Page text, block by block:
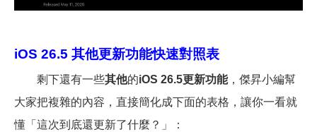
iOS 26.5 其他更新功能快速對照表
剩下還有一些其他的iOS 26.5更新功能，傑昇小編幫
大家把複雜的內容，直接簡化成下面的表格，讓你一看就
懂「這次到底還更新了什麼？」：